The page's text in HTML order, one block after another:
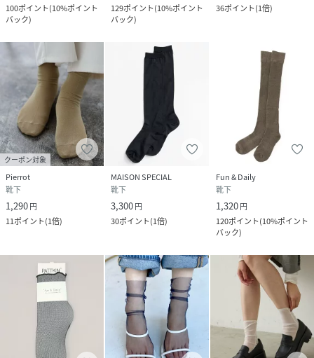
100ポイント(10%ポイント
バック)
129ポイント(10%ポイント
バック)
36ポイント(1倍)
クーポン対象
Pierrot
靴下
1,290円
11ポイント(1倍)
MAISON SPECIAL
靴下
3,300円
30ポイント(1倍)
Fun & Daily
靴下
1,320円
120ポイント(10%ポイント
バック)